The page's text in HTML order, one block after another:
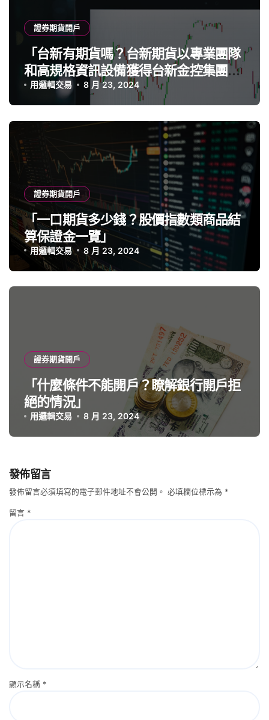
證券期貨開戶
「台新有期貨嗎？台新期貨以專業團隊
和高規格資訊設備獲得台新金控集團支
持，成為業界競爭力強勁的期貨商」
用邏輯交易 8 月 23, 2024
證券期貨開戶
「一口期貨多少錢？股價指數類商品結
算保證金一覽」
用邏輯交易 8 月 23, 2024
證券期貨開戶
「什麼條件不能開戶？瞭解銀行開戶拒
絕的情況」
用邏輯交易 8 月 23, 2024
發佈留言
發佈留言必須填寫的電子郵件地址不會公開。 必填欄位標示為 *
留言 *
顯示名稱 *